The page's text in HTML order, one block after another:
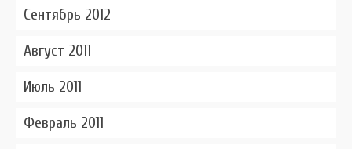
Сентябрь 2012
Август 2011
Июль 2011
Февраль 2011